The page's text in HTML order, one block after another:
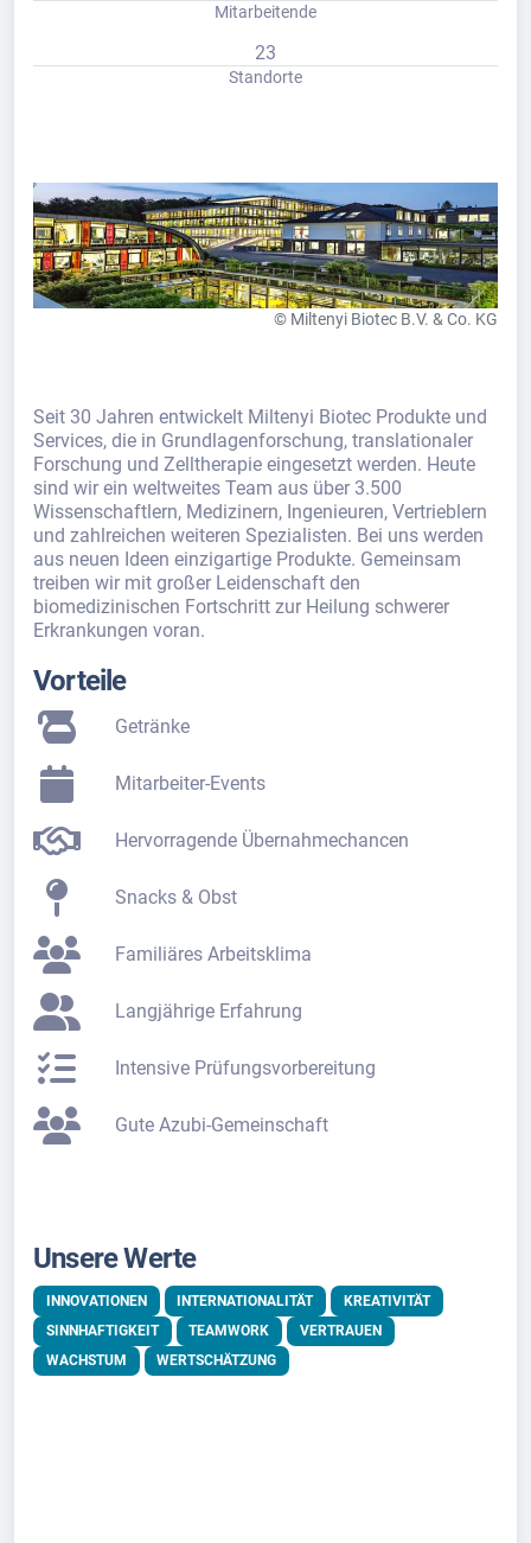
Mitarbeitende
23
Standorte
© Miltenyi Biotec B.V. & Co. KG
Seit 30 Jahren entwickelt Miltenyi Biotec Produkte und
Services, die in Grundlagenforschung, translationaler
Forschung und Zelltherapie eingesetzt werden. Heute
sind wir ein weltweites Team aus über 3.500
Wissenschaftlern, Medizinern, Ingenieuren, Vertrieblern
und zahlreichen weiteren Spezialisten. Bei uns werden
aus neuen Ideen einzigartige Produkte. Gemeinsam
treiben wir mit großer Leidenschaft den
biomedizinischen Fortschritt zur Heilung schwerer
Erkrankungen voran.
Vorteile
Getränke
Mitarbeiter-Events
Hervorragende Übernahmechancen
Snacks & Obst
Familiäres Arbeitsklima
Langjährige Erfahrung
Intensive Prüfungsvorbereitung
Gute Azubi-Gemeinschaft
Unsere Werte
INNOVATIONEN INTERNATIONALITÄT
KREATIVITÄT
SINNHAFTIGKEIT
TEAMWORK
VERTRAUEN
WACHSTUM
WERTSCHÄTZUNG